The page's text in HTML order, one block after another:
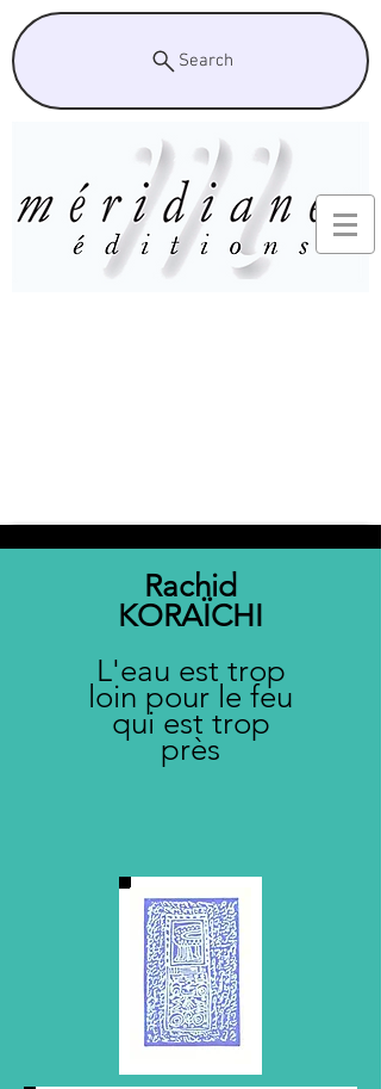
Search
Rachid
KORAÏCHI
L'eau est trop
loin pour le feu
qui est trop
près